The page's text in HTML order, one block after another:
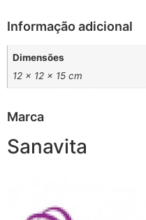
Informação adicional
Dimensões
12 × 12 × 15 cm
Marca
Sanavita